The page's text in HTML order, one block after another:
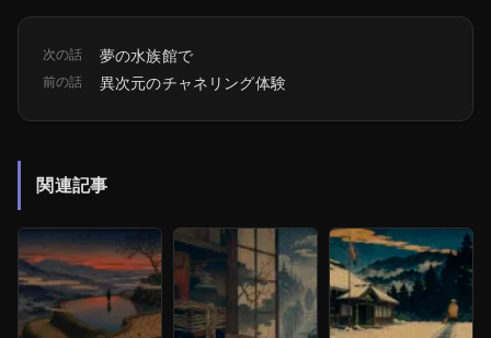
次の話 夢の水族館で
前の話 異次元のチャネリング体験
関連記事